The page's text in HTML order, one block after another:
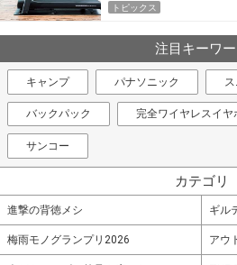
トピックス
注目キーワ
キャンプ パナソニック
バックパック 完全ワイヤレスイヤ
サンコー
カテゴリ
進撃の背徳メシ ギル
梅雨モノグランプリ2026 アウ